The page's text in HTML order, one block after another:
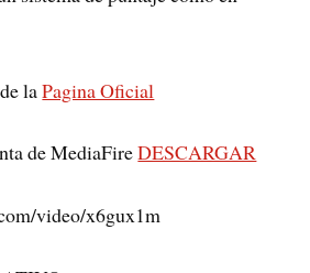
laPagina Oficial
de MediaFireDESCARGAR
video/x6gux1m